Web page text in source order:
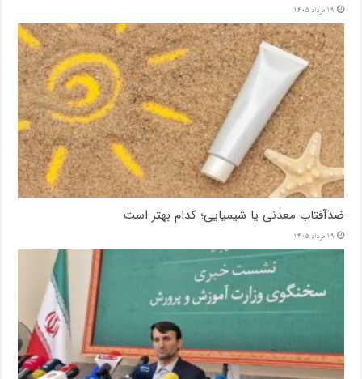
19 مرداد 1405
ضدآفتاب‌ معدنی یا شیمیایی؛ کدام بهتر است
19 مرداد 1405